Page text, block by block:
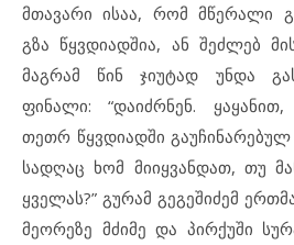
მთავარი ისაა, რომ მწერალი
გზა წყვდიადშია, ან შეძლებ
მაგრამ წინ ჯიუტად უნდა
ფინალი: “დაიძრნენ.
თეთრ წყვდიადში
სადღაც ხომ მიიყვანდათ, თუ
ყველას?” გურამ გეგეშიძემ
მეორეზე მძიმე და პირქუში